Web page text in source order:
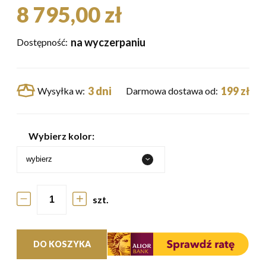
8 795,00 zł
Dostępność: na wyczerpaniu
Wysyłka w: 3 dni Darmowa dostawa od: 199 zł
Wybierz kolor:
szt.
DO KOSZYKA